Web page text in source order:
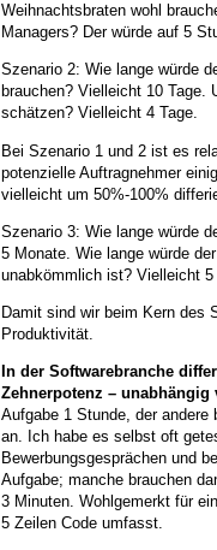
Weihnachtsbraten wohl
Managers? Der würde auf 5
Szenario 2: Wie lange würde
brauchen? Vielleicht 10 Tage.
schätzen? Vielleicht 4 Tage.
Bei Szenario 1 und 2 ist es
potenzielle Auftragnehmer
vielleicht um 50%-100%
Szenario 3: Wie lange würde
5 Monate. Wie lange würde
unabkömmlich ist? Vielleicht 5
Damit sind wir beim Kern des
Produktivität.
In der Softwarebranche
Zehnerpotenz – unabhängig
Aufgabe 1 Stunde, der
an. Ich habe es selbst oft
Bewerbungsgesprächen und
Aufgabe; manche brauchen
3 Minuten. Wohlgemerkt für
5 Zeilen Code umfasst.